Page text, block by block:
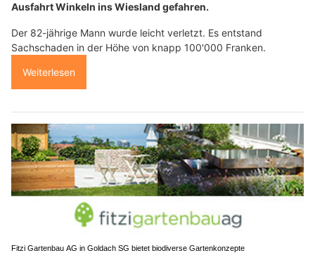
Ausfahrt Winkeln ins Wiesland gefahren.
Der 82-jährige Mann wurde leicht verletzt. Es entstand
Sachschaden in der Höhe von knapp 100'000 Franken.
Weiterlesen
Fitzi Gartenbau AG in Goldach SG bietet biodiverse Gartenkonzepte